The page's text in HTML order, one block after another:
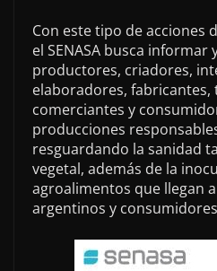
Con este tipo de acciones
el SENASA busca informar
productores, criadores,
elaboradores,
comerciantes y
producciones
resguardando la sanidad
vegetal, además de la
agroalimentos que llegan
argentinos y